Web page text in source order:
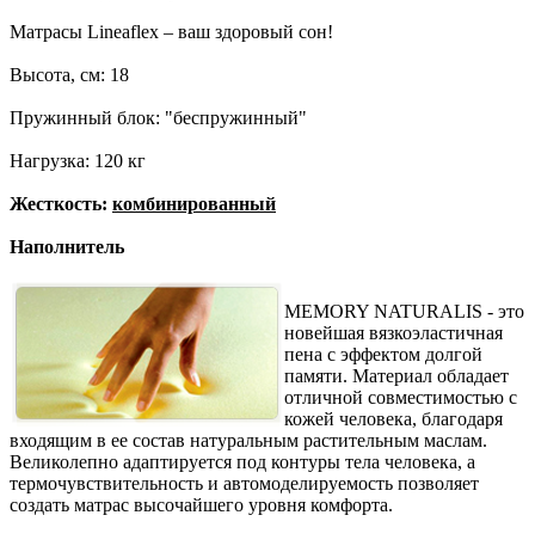
Матрасы Lineaflex – ваш здоровый сон!
Высота, см: 18
Пружинный блок: "беспружинный"
Нагрузка: 120 кг
Жесткость: комбинированный
Наполнитель
MEMORY NATURALIS - это
новейшая вязкоэластичная
пена с эффектом долгой
памяти. Материал обладает
отличной совместимостью с
кожей человека, благодаря
входящим в ее состав натуральным растительным маслам.
Великолепно адаптируется под контуры тела человека, а
термочувствительность и автомоделируемость позволяет
создать матрас высочайшего уровня комфорта.